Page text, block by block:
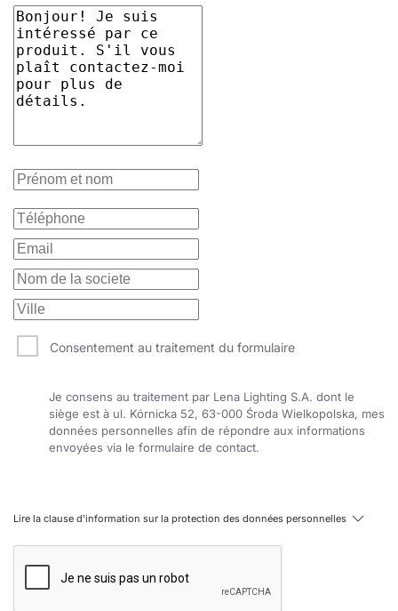
Consentement au traitement du formulaire
Je consens au traitement par Lena Lighting S.A. dont le
siège est à ul. Kórnicka 52, 63-000 Środa Wielkopolska, mes
données personnelles afin de répondre aux informations
envoyées via le formulaire de contact.
Lire la clause d'information sur la protection des données personnelles